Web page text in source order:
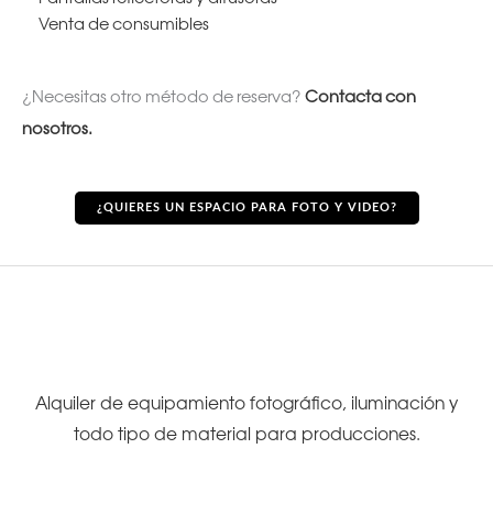
Venta de consumibles
¿Necesitas otro método de reserva? Contacta con
nosotros.
¿QUIERES UN ESPACIO PARA FOTO Y VIDEO?
Alquiler de equipamiento fotográfico, iluminación y
todo tipo de material para producciones.